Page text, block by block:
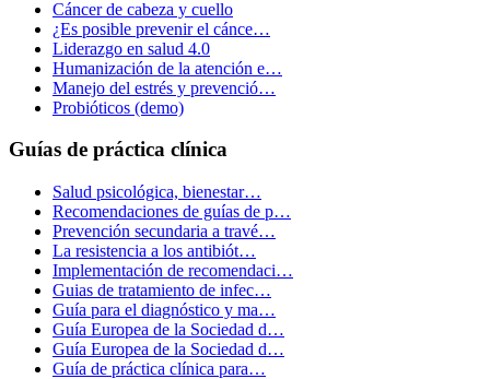
Cáncer de cabeza y cuello
¿Es posible prevenir el cánce…
Liderazgo en salud 4.0
Humanización de la atención e…
Manejo del estrés y prevenció…
Probióticos (demo)
Guías de práctica clínica
Salud psicológica, bienestar…
Recomendaciones de guías de p…
Prevención secundaria a travé…
La resistencia a los antibiót…
Implementación de recomendaci…
Guias de tratamiento de infec…
Guía para el diagnóstico y ma…
Guía Europea de la Sociedad d…
Guía Europea de la Sociedad d…
Guía de práctica clínica para…